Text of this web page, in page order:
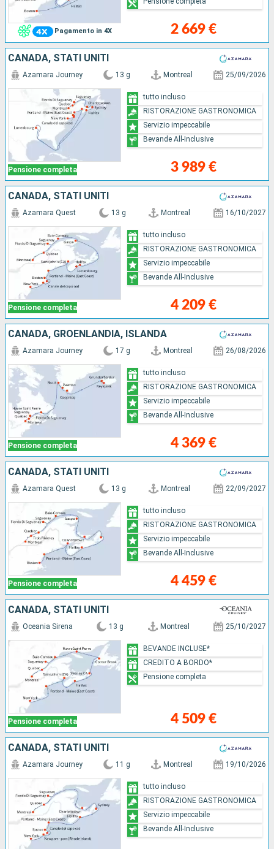
Pagamento in 4X 2 669 €
CANADA, STATI UNITI
Pensione completa
Azamara Journey 13 g Montreal 25/09/2026
3 989 €
tutto incluso
RISTORAZIONE GASTRONOMICA
Servizio impeccabile
Bevande All-Inclusive
CANADA, STATI UNITI
Pensione completa
Azamara Quest 13 g Montreal 16/10/2027
4 209 €
tutto incluso
RISTORAZIONE GASTRONOMICA
Servizio impeccabile
Bevande All-Inclusive
CANADA, GROENLANDIA, ISLANDA
Pensione completa
Azamara Journey 17 g Montreal 26/08/2026
4 369 €
tutto incluso
RISTORAZIONE GASTRONOMICA
Servizio impeccabile
Bevande All-Inclusive
CANADA, STATI UNITI
Pensione completa
Azamara Quest 13 g Montreal 22/09/2027
4 459 €
tutto incluso
RISTORAZIONE GASTRONOMICA
Servizio impeccabile
Bevande All-Inclusive
CANADA, STATI UNITI
Pensione completa
Oceania Sirena 13 g Montreal 25/10/2027
4 509 €
BEVANDE INCLUSE*
CREDITO A BORDO*
Pensione completa
CANADA, STATI UNITI
Azamara Journey 11 g Montreal 19/10/2026
tutto incluso
RISTORAZIONE GASTRONOMICA
Servizio impeccabile
Bevande All-Inclusive